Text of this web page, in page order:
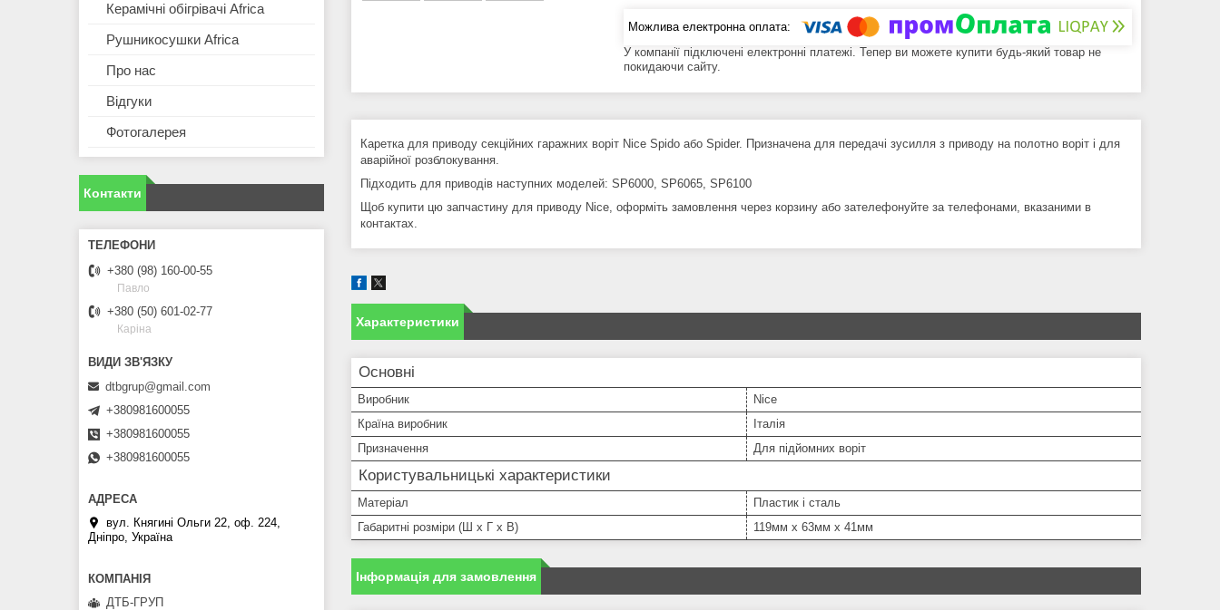
У компанії підключені електронні платежі. Тепер ви можете купити будь-який товар не
покидаючи сайту.
Каретка для приводу секційних гаражних воріт Nice Spido або Spider. Призначена для передачі зусилля з приводу на полотно воріт і для
аварійної розблокування.
Підходить для приводів наступних моделей: SP6000, SP6065, SP6100
Щоб купити цю запчастину для приводу Nice, оформіть замовлення через корзину або зателефонуйте за телефонами, вказаними в
контактах.
Характеристики
Основні
Виробник
Nice
Країна виробник
Італія
Призначення
Для підйомних воріт
Користувальницькі характеристики
Матеріал
Пластик і сталь
Габаритні розміри (Ш х Г х В)
119мм х 63мм х 41мм
Інформація для замовлення
Керамічні обігрівачі Africa
Рушникосушки Africa
Про нас
Відгуки
Фотогалерея
Контакти
+380 (98) 160-00-55
Павло
+380 (50) 601-02-77
Каріна
dtbgrup@gmail.com
+380981600055
+380981600055
+380981600055
вул. Княгині Ольги 22, оф. 224,
Дніпро, Україна
ДТБ-ГРУП